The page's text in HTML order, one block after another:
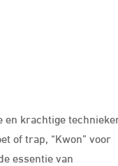
krachtige
of trap, “Kwon” voor
essentie van